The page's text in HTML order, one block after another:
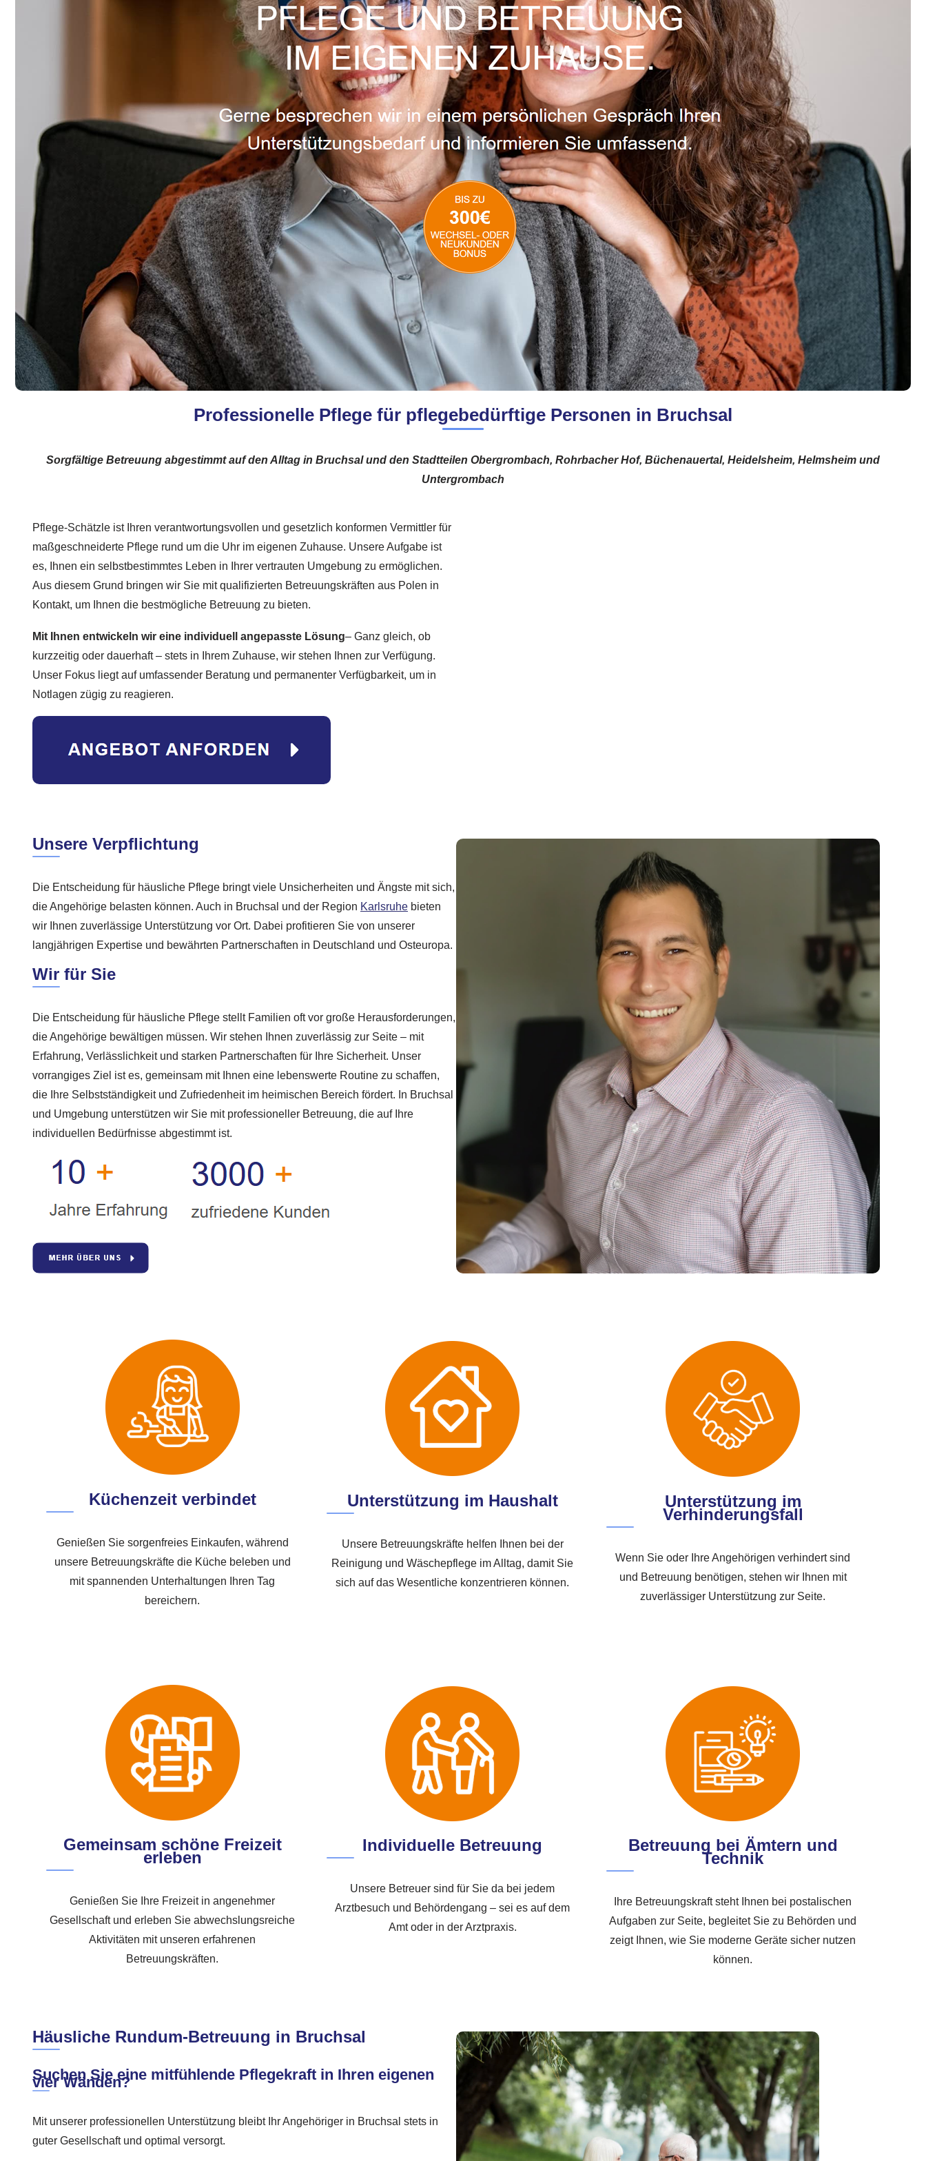
Professionelle Pflege für pflegebedürftige Personen in Bruchsal
Sorgfältige Betreuung abgestimmt auf den Alltag in Bruchsal und den Stadtteilen Obergrombach, Rohrbacher Hof, Büchenauertal, Heidelsheim, Helmsheim und
Untergrombach
Pflege-Schätzle ist Ihren verantwortungsvollen und gesetzlich konformen Vermittler für
maßgeschneiderte Pflege rund um die Uhr im eigenen Zuhause. Unsere Aufgabe ist
es, Ihnen ein selbstbestimmtes Leben in Ihrer vertrauten Umgebung zu ermöglichen.
Aus diesem Grund bringen wir Sie mit qualifizierten Betreuungskräften aus Polen in
Kontakt, um Ihnen die bestmögliche Betreuung zu bieten.
Mit Ihnen entwickeln wir eine individuell angepasste Lösung– Ganz gleich, ob
kurzzeitig oder dauerhaft – stets in Ihrem Zuhause, wir stehen Ihnen zur Verfügung.
Unser Fokus liegt auf umfassender Beratung und permanenter Verfügbarkeit, um in
Notlagen zügig zu reagieren.
Unsere Verpflichtung
Die Entscheidung für häusliche Pflege bringt viele Unsicherheiten und Ängste mit sich,
die Angehörige belasten können. Auch in Bruchsal und der Region Karlsruhe bieten
wir Ihnen zuverlässige Unterstützung vor Ort. Dabei profitieren Sie von unserer
langjährigen Expertise und bewährten Partnerschaften in Deutschland und Osteuropa.
Wir für Sie
Die Entscheidung für häusliche Pflege stellt Familien oft vor große Herausforderungen,
die Angehörige bewältigen müssen. Wir stehen Ihnen zuverlässig zur Seite – mit
Erfahrung, Verlässlichkeit und starken Partnerschaften für Ihre Sicherheit. Unser
vorrangiges Ziel ist es, gemeinsam mit Ihnen eine lebenswerte Routine zu schaffen,
die Ihre Selbstständigkeit und Zufriedenheit im heimischen Bereich fördert. In Bruchsal
und Umgebung unterstützen wir Sie mit professioneller Betreuung, die auf Ihre
individuellen Bedürfnisse abgestimmt ist.
Küchenzeit verbindet
Genießen Sie sorgenfreies Einkaufen, während
unsere Betreuungskräfte die Küche beleben und
mit spannenden Unterhaltungen Ihren Tag
bereichern.
Unterstützung im Haushalt
Unsere Betreuungskräfte helfen Ihnen bei der
Reinigung und Wäschepflege im Alltag, damit Sie
sich auf das Wesentliche konzentrieren können.
Unterstützung im
Verhinderungsfall
Wenn Sie oder Ihre Angehörigen verhindert sind
und Betreuung benötigen, stehen wir Ihnen mit
zuverlässiger Unterstützung zur Seite.
Gemeinsam schöne Freizeit
erleben
Genießen Sie Ihre Freizeit in angenehmer
Gesellschaft und erleben Sie abwechslungsreiche
Aktivitäten mit unseren erfahrenen
Betreuungskräften.
Individuelle Betreuung
Unsere Betreuer sind für Sie da bei jedem
Arztbesuch und Behördengang – sei es auf dem
Amt oder in der Arztpraxis.
Betreuung bei Ämtern und
Technik
Ihre Betreuungskraft steht Ihnen bei postalischen
Aufgaben zur Seite, begleitet Sie zu Behörden und
zeigt Ihnen, wie Sie moderne Geräte sicher nutzen
können.
Häusliche Rundum-Betreuung in Bruchsal
Suchen Sie eine mitfühlende Pflegekraft in Ihren eigenen
vier Wänden?
Mit unserer professionellen Unterstützung bleibt Ihr Angehöriger in Bruchsal stets in
guter Gesellschaft und optimal versorgt.